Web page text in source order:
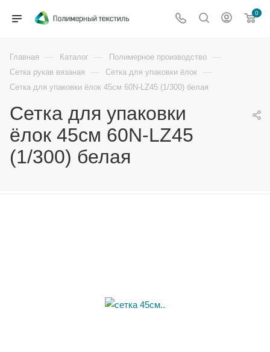
0
Главная — Каталог — Полимерное производство —
Сетка рукав вязаная — Сетка для упаковки ёлок —
Сетка для упаковки ёлок 45см 60N-LZ45 (1/300) белая
Сетка для упаковки
ёлок 45см 60N-LZ45
(1/300) белая